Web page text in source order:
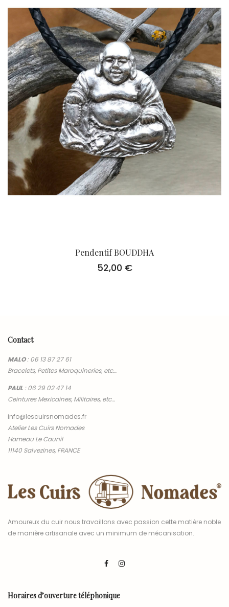
Pendentif BOUDDHA
52,00 €
Contact
MALO:06 13 87 27 61
Bracelets, Petites Maroquineries, etc…
PAUL:06 29 02 47 14
Ceintures Mexicaines, Militaires, etc…
info@lescuirsnomades.fr
Atelier Les Cuirs Nomades
Hameau Le Caunil
11140 Salvezines, FRANCE
Amoureux du cuir nous travaillons avec passion cette matière noble
de manière artisanale avec un minimum de mécanisation.
Horaires d’ouverture téléphonique